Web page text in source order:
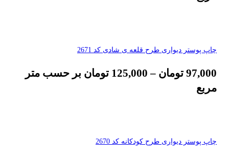
چاپ پوستر دیواری طرح قلعه ی شادی کد 2671
97,000 تومان –
125,000 تومان بر حسب متر
مربع
چاپ پوستر دیواری طرح کودکانه کد 2670